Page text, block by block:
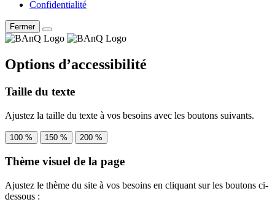
Confidentialité
Fermer
Options d’accessibilité
Taille du texte
Ajustez la taille du texte à vos besoins avec les boutons suivants.
100 % 150 % 200 %
Thème visuel de la page
Ajustez le thème du site à vos besoins en cliquant sur les boutons ci-
dessous :